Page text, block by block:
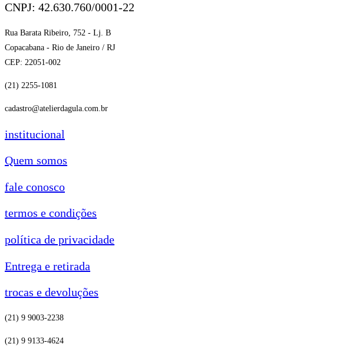
CNPJ: 42.630.760/0001-22
Rua Barata Ribeiro, 752 - Lj. B
Copacabana - Rio de Janeiro / RJ
CEP: 22051-002
(21) 2255-1081
cadastro@atelierdagula.com.br
institucional
Quem somos
fale conosco
termos e condições
política de privacidade
Entrega e retirada
trocas e devoluções
(21) 9 9003-2238
(21) 9 9133-4624